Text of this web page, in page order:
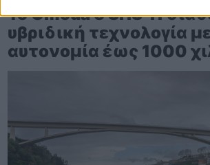
Το Omoda 5 SHS-H
υβριδική τεχνολογία
αυτονομία έως 1000